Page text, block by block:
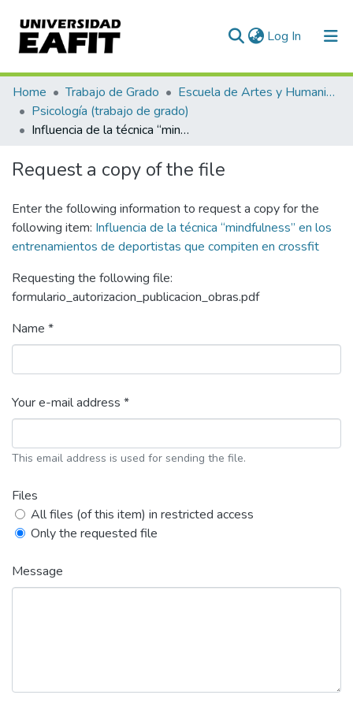
Log In (current)
Communities & Collections
All of DSpace
Home Trabajo de Grado
Escuela de Artes y Humanidades
Psicología (trabajo de grado)
Influencia de la técnica “mindfulness” en los entrenamientos de deportistas que compiten en crossfit
Request a copy of the file
Enter the following information to request a copy for the
following item: Influencia de la técnica “mindfulness” en los
entrenamientos de deportistas que compiten en crossfit
Requesting the following file:
formulario_autorizacion_publicacion_obras.pdf
Name *
Your e-mail address *
This email address is used for sending the file.
Files
All files (of this item) in restricted access
Only the requested file
Message